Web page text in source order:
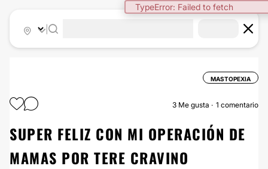
TypeError: Failed to fetch
MASTOPEXIA
3 Me gusta 1 comentario
SUPER FELIZ CON MI OPERACIÓN DE
MAMAS POR TERE CRAVINO